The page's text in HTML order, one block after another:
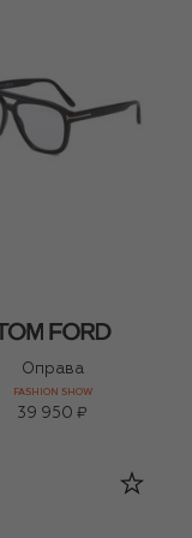
Оправа
FASHION SHOW
39 950 ₽